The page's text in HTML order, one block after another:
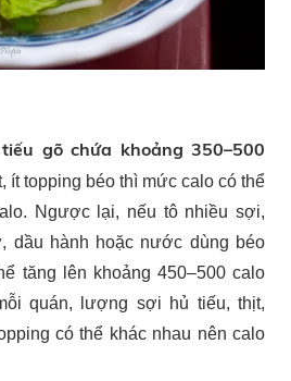
gõ chứa khoảng 350–500
ít topping béo thì mức calo có thể
Ngược lại, nếu tô nhiều sợi,
dầu hành hoặc nước dùng béo
tăng lên khoảng 450–500 calo
quán, lượng sợi hủ tiếu, thịt,
có thể khác nhau nên calo